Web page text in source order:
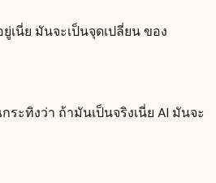
เนี่ย มันจะเป็นจุดเปลี่ยน ของ
ะทิงว่า ถ้ามันเป็นจริงเนี่ย AI มันจะ